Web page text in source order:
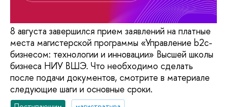
8 августа завершился прием заявлений на платные
места магистерской программы «Управление b2c-
бизнесом: технологии и инновации» Высшей школы
бизнеса НИУ ВШЭ. Что необходимо сделать
после подачи документов, смотрите в материале
следующие шаги и основные сроки.